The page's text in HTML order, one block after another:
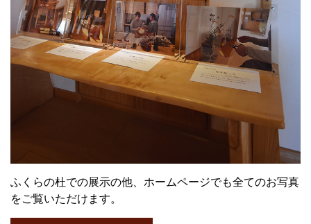
ふくらの杜での展示の他、ホームページでも全てのお写真
をご覧いただけます。